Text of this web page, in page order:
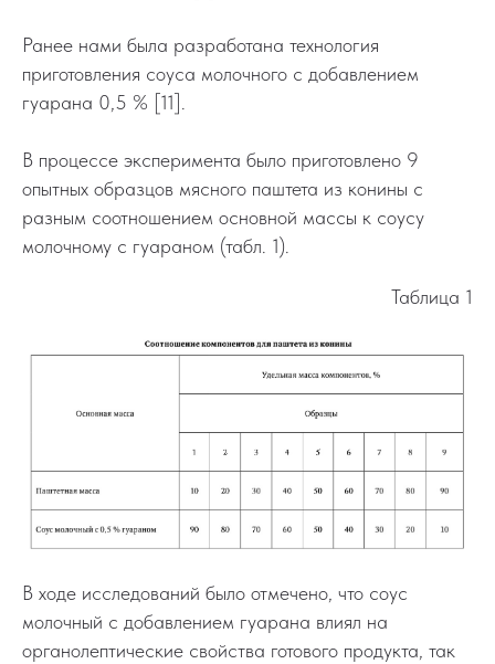
Ранее нами была разработана технология
приготовления соуса молочного с добавлением
гуарана 0,5 % [11].
В процессе эксперимента было приготовлено 9
опытных образцов мясного паштета из конины с
разным соотношением основной массы к соусу
молочному с гуараном (табл. 1).
Таблица 1
В ходе исследований было отмечено, что соус
молочный с добавлением гуарана влиял на
органолептические свойства готового продукта, так